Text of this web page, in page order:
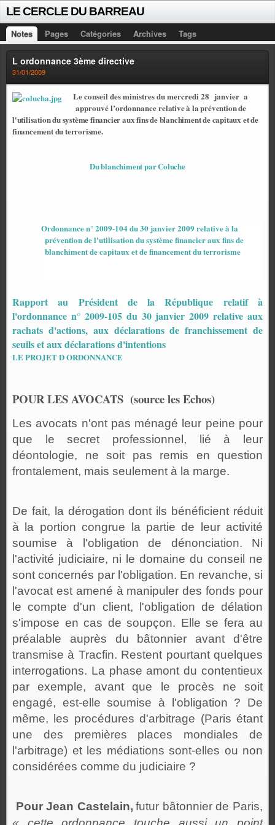
LE CERCLE DU BARREAU
Notes Pages Catégories Archives Tags
L ordonnance 3ème directive
31/01/2009
Le conseil des ministres du mercredi 28 janvier a
approuvé l’ordonnancerelative à la prévention de
l'utilisation du système financier aux fins de blanchiment de capitaux et de
financement du terrorisme.
Du blanchiment par Coluche
Ordonnance n° 2009-104 du 30 janvier 2009 relative à la
prévention de l'utilisation du système financier aux fins de
blanchiment de capitaux et de financement du terrorisme
Rapport au Président de la République relatif à
l'ordonnance n° 2009-105 du 30 janvier 2009 relative aux
rachats d'actions, aux déclarations de franchissement de
seuils et aux déclarations d'intentions
LE PROJET D ORDONNANCE
POUR LES AVOCATS (source les Echos)
Les avocats n'ont pas ménagé leur peine pour
que le secret professionnel, lié à leur
déontologie, ne soit pas remis en question
frontalement, mais seulement à la marge.
De fait, la dérogation dont ils bénéficient réduit
à la portion congrue la partie de leur activité
soumise à l'obligation de dénonciation. Ni
l'activité judiciaire, ni le domaine du conseil ne
sont concernés par l'obligation. En revanche, si
l'avocat est amené à manipuler des fonds pour
le compte d'un client, l'obligation de délation
s'impose en cas de soupçon. Elle se fera au
préalable auprès du bâtonnier avant d'être
transmise à Tracfin. Restent pourtant quelques
interrogations. La phase amont du contentieux
par exemple, avant que le procès ne soit
engagé, est-elle soumise à l'obligation ? De
même, les procédures d'arbitrage (Paris étant
une des premières places mondiales de
l'arbitrage) et les médiations sont-elles ou non
considérées comme du judiciaire ?
Pour Jean Castelain, futur bâtonnier de Paris,